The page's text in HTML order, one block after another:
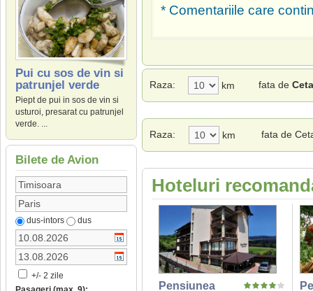
Pui cu sos de vin si
patrunjel verde
Piept de pui in sos de vin si
usturoi, presarat cu patrunjel
verde. ...
Bilete de Avion
dus-intors dus
+/- 2 zile
* Comentariile care
Raza: km fata de
Raza: km fata de
Hoteluri
Pensiunea